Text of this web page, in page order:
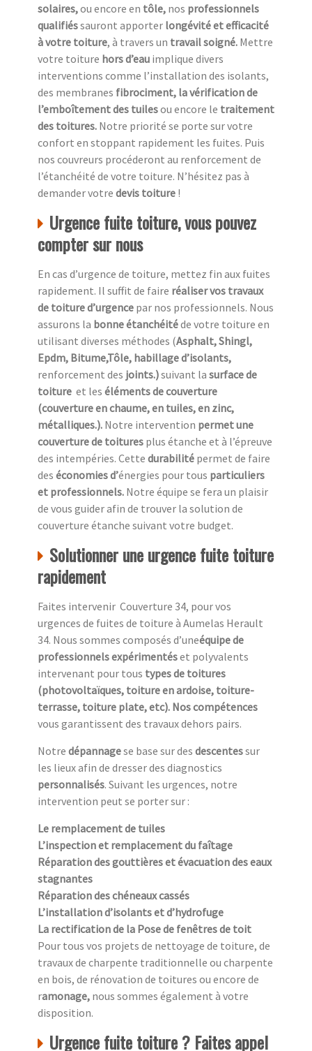
solaires,ou encore en tôle, nos professionnels
qualifiéssauront apporter longévité et efficacité
à votre toiture, à travers un travail soigné. Mettre
votre toiture hors d’eau implique divers
interventions comme l’installation des isolants,
des membranes fibrociment, la vérification de
l’emboîtement des tuilesou encore le traitement
des toitures. Notre priorité se porte sur votre
confort en stoppant rapidement les fuites. Puis
nos couvreurs procéderont au renforcement de
l’étanchéité de votre toiture. N’hésitez pas à
demander votre devis toiture !
Urgence fuite toiture, vous pouvez
compter sur nous
En cas d’urgence de toiture, mettez fin aux fuites
rapidement. Il suffit de faire réaliser vos travaux
de toiture d’urgence par nos professionnels. Nous
assurons la bonne étanchéitéde votre toiture en
utilisant diverses méthodes (Asphalt, Shingl,
Epdm, Bitume,Tôle, habillage d’isolants,
renforcement des joints.)suivant la surface de
toiture et les éléments de couverture
(couverture en chaume, en tuiles, en zinc,
métalliques.). Notre intervention permet une
couverture de toitures plus étanche et à l’épreuve
des intempéries. Cette durabilité permet de faire
des économies d’énergies pour tous particuliers
et professionnels. Notre équipe se fera un plaisir
de vous guider afin de trouver la solution de
couverture étanche suivant votre budget.
Solutionner une urgence fuite toiture
rapidement
Faites intervenir Couverture 34, pour vos
urgences de fuites de toiture à Aumelas Herault
34. Nous sommes composés d’uneéquipe de
professionnels expérimentéset polyvalents
intervenant pour tous types de toitures
(photovoltaïques, toiture en ardoise, toiture-
terrasse, toiture plate, etc). Nos compétences
vous garantissent des travaux dehors pairs.
Notre dépannagese base sur des descentessur
les lieux afin de dresser des diagnostics
personnalisés. Suivant les urgences, notre
intervention peut se porter sur :
Le remplacement de tuiles
L’inspection et remplacement du faîtage
Réparation des gouttières et évacuation des eaux
stagnantes
Réparation des chéneaux cassés
L’installation d’isolants et d’hydrofuge
La rectification de la Pose de fenêtres de toit
Pour tous vos projets de nettoyage de toiture, de
travaux de charpente traditionnelle ou charpente
en bois, de rénovation de toitures ou encore de
ramonage, nous sommes également à votre
disposition.
Urgence fuite toiture ? Faites appel